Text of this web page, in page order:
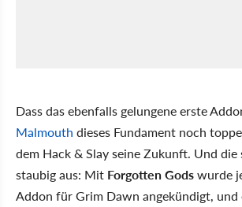
Dass das ebenfalls gelungene erste
Malmouth dieses Fundament noch
dem Hack & Slay seine Zukunft. Und die
staubig aus: Mit Forgotten Godswurde
Addon für Grim Dawn angekündigt,